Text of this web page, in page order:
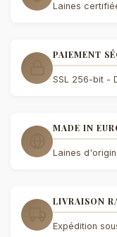
Laines
PAIEMENT
SSL 256-bit -
MADE IN
Laines
LIVRAISON
Expédition